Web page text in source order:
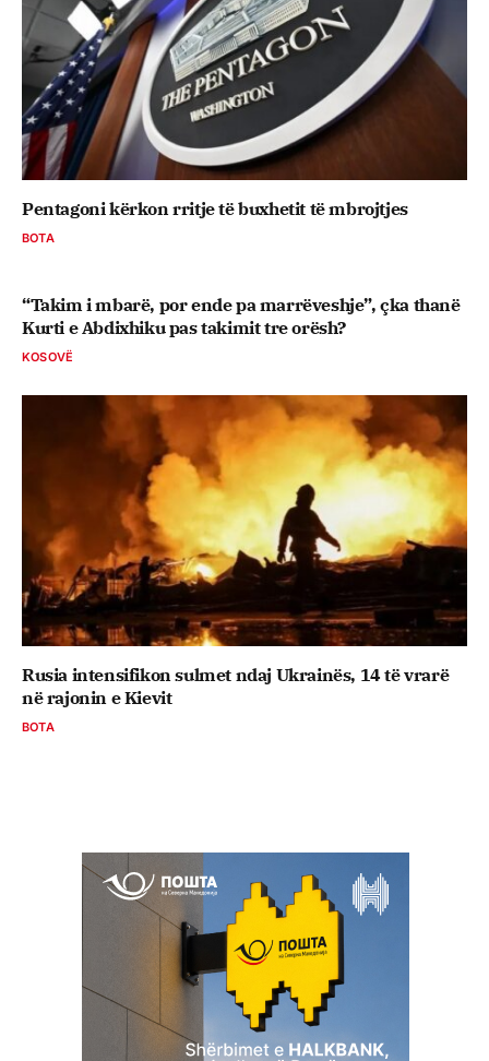
Pentagoni kërkon rritje të buxhetit të mbrojtjes
BOTA
“Takim i mbarë, por ende pa marrëveshje”, çka thanë
Kurti e Abdixhiku pas takimit tre orësh?
KOSOVË
Rusia intensifikon sulmet ndaj Ukrainës, 14 të vrarë
në rajonin e Kievit
BOTA